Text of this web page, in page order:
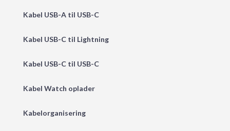
Kabel USB-A til USB-C
Kabel USB-C til Lightning
Kabel USB-C til USB-C
Kabel Watch oplader
Kabelorganisering